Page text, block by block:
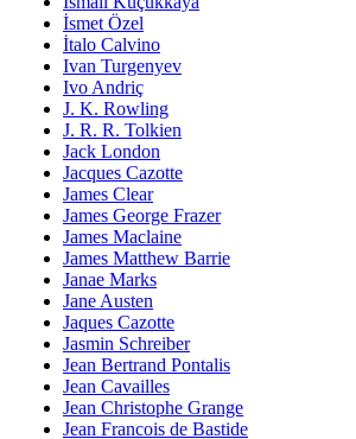
İsmet Özel
İtalo Calvino
Ivan Turgenyev
Ivo Andriç
J. K. Rowling
J. R. R. Tolkien
Jack London
Jacques Cazotte
James Clear
James George Frazer
James Maclaine
James Matthew Barrie
Janae Marks
Jane Austen
Jaques Cazotte
Jasmin Schreiber
Jean Bertrand Pontalis
Jean Cavailles
Jean Christophe Grange
Jean Francois de Bastide